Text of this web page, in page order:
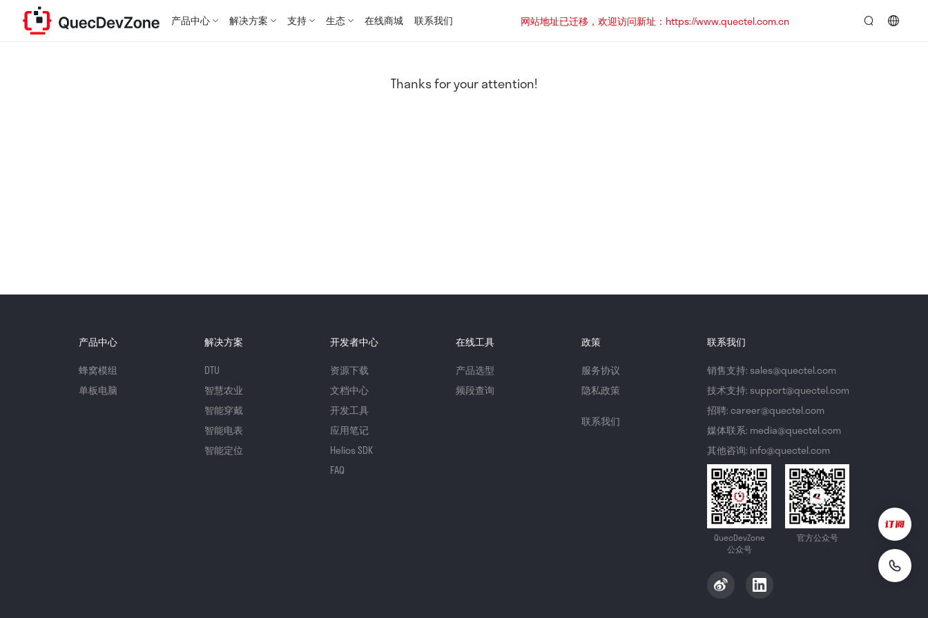
产品中心 解决方案 支持 生态 在线商城 联系我们
网站地址已迁移，欢迎访问新址：https://www.quectel.com.cn
Thanks for your attention!
产品中心
蜂窝模组
单板电脑
解决方案
DTU
智慧农业
智能穿戴
智能电表
智能定位
开发者中心
资源下载
文档中心
开发工具
应用笔记
Helios SDK
FAQ
在线工具
产品选型
频段查询
政策
服务协议
隐私政策
联系我们
联系我们
销售支持: sales@quectel.com
技术支持: support@quectel.com
招聘: career@quectel.com
媒体联系: media@quectel.com
其他咨询: info@quectel.com
QuecDevZone
公众号
官方公众号